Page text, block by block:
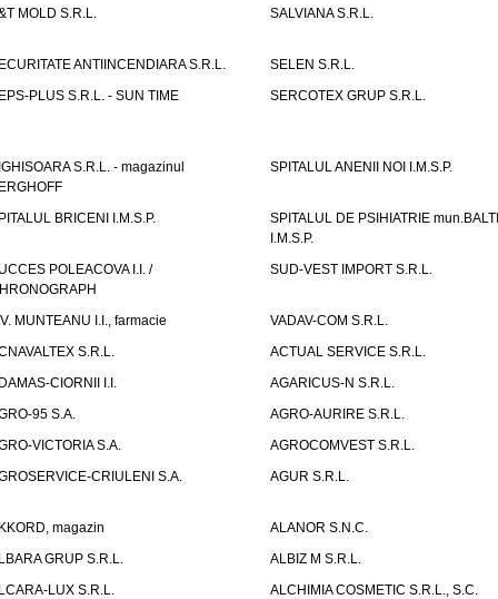
MOLD S.R.L.
SALVIANA S.R.L.
ANTIINCENDIARA S.R.L.
SELEN S.R.L.
PLUS S.R.L. - SUN TIME
SERCOTEX GRUP S.R.L.
S.R.L. - magazinul
SPITALUL ANENII NOI I.M.S.P.
BRICENI I.M.S.P.
SPITALUL DE PSIHIATRIE mun.BALTI
I.M.S.P.
POLEACOVA I.I. /
SUD-VEST IMPORT S.R.L.
MUNTEANU I.I., farmacie
VADAV-COM S.R.L.
S.R.L.
ACTUAL SERVICE S.R.L.
CIORNII I.I.
AGARICUS-N S.R.L.
95 S.A.
AGRO-AURIRE S.R.L.
VICTORIA S.A.
AGROCOMVEST S.R.L.
CRIULENI S.A.
AGUR S.R.L.
magazin
ALANOR S.N.C.
GRUP S.R.L.
ALBIZ M S.R.L.
LUX S.R.L.
ALCHIMIA COSMETIC S.R.L., S.C.